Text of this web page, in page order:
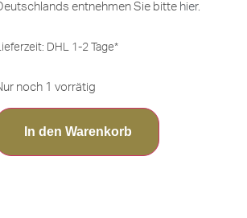
entnehmen Sie bitte hier.
DHL 1-2 Tage*
noch 1 vorrätig
In den Warenkorb